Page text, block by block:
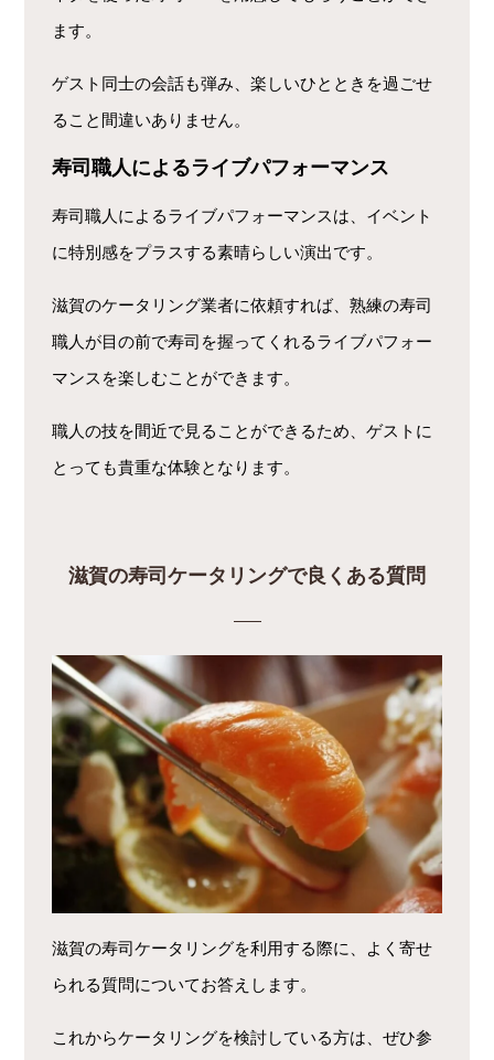
ます。
ゲスト同士の会話も弾み、楽しいひとときを過ごせ
ること間違いありません。
寿司職人によるライブパフォーマンス
寿司職人によるライブパフォーマンスは、イベント
に特別感をプラスする素晴らしい演出です。
滋賀のケータリング業者に依頼すれば、熟練の寿司
職人が目の前で寿司を握ってくれるライブパフォー
マンスを楽しむことができます。
職人の技を間近で見ることができるため、ゲストに
とっても貴重な体験となります。
滋賀の寿司ケータリングで良くある質問
滋賀の寿司ケータリングを利用する際に、よく寄せ
られる質問についてお答えします。
これからケータリングを検討している方は、ぜひ参